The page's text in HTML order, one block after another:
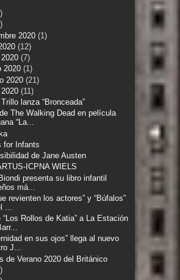
2020 (1)
(12)
(7)
2020 (1)
2020 (21)
(11)
lanza “Bronceada”
The Walking Dead en película
“La...
for Infants
de Jane Austen
ICPNA WIELS
presenta su libro infantil
má...
revienten los actores” y “Búfalos”
...
“Los Rollos de Katia” a La Estación
en sus ojos” llega al nuevo
J...
de Verano 2020 del Británico